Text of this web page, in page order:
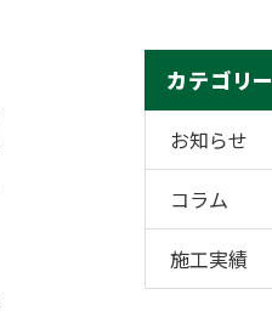
カテゴリー
お知らせ
コラム
施工実績